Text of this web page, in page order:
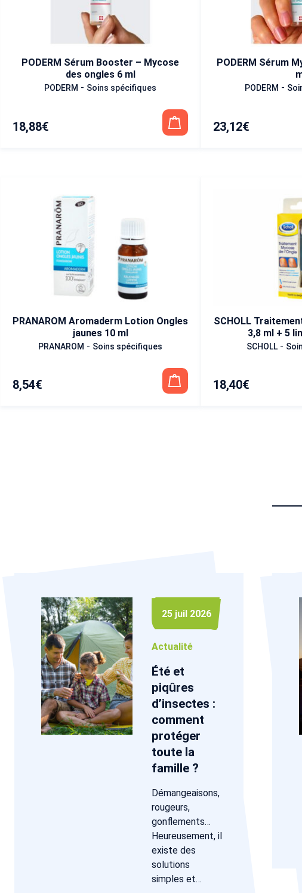
PODERM Sérum Booster – Mycose
des ongles 6 ml
PODERM - Soins spécifiques
18,88€
PODERM Sérum
PODERM -
23,12€
PRANAROM Aromaderm Lotion Ongles
jaunes 10 ml
PRANAROM - Soins spécifiques
8,54€
SCHOLL
3,8 ml + 5
SCHOLL -
18,40€
25 juil 2026
Actualité
Été et
piqûres
d’insectes :
comment
protéger
toute la
famille ?
Démangeaisons,
rougeurs,
gonflements…
Heureusement, il
existe des
solutions
simples et…